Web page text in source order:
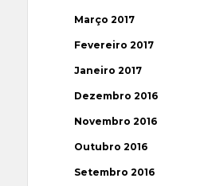
Março 2017
Fevereiro 2017
Janeiro 2017
Dezembro 2016
Novembro 2016
Outubro 2016
Setembro 2016